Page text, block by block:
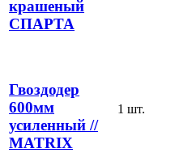
крашеный
СПАРТА
Гвоздодер
600мм
усиленный //
MATRIX
1 шт.